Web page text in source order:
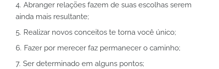
Abranger relações fazem de suas escolhas serem
ainda mais resultante;
Realizar novos conceitos te torna você único;
Fazer por merecer faz permanecer o caminho;
Ser determinado em alguns pontos;